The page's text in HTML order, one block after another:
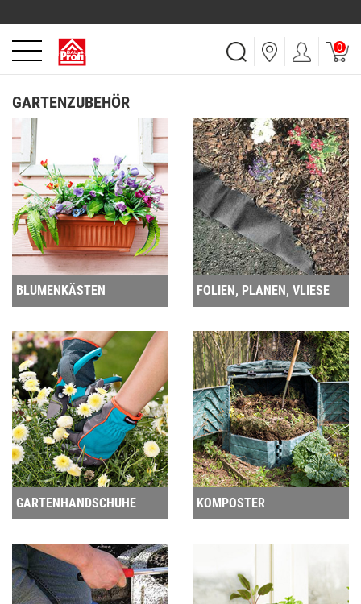
0
GARTENZUBEHÖR
BLUMENKÄSTEN FOLIEN, PLANEN, VLIESE
GARTENHANDSCHUHE KOMPOSTER